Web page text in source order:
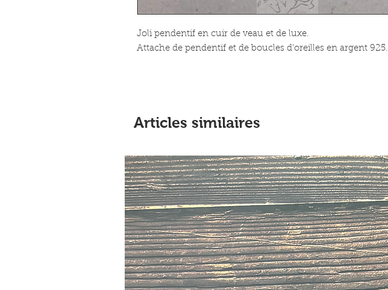
Joli pendentif en cuir de veau et de luxe.
Attache de pendentif et de boucles d'oreilles en argent 925.
Articles similaires